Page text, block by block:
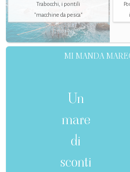
Trabocchi, i pontili
"macchine da pesca"
MI MANDA
Un
mare
di
sconti